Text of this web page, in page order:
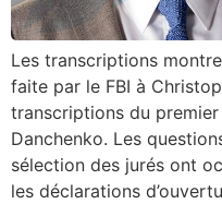
Les transcriptions
faite par le FBI à
transcriptions du
Danchenko. Les
sélection des jurés ont
les déclarations